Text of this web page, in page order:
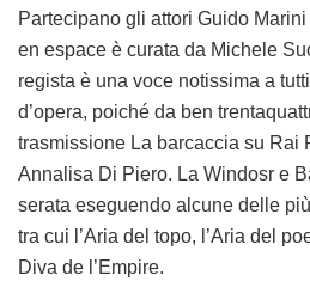
Partecipano gli attori Guido
en espace è curata da Michele
regista è una voce notissima a
d’opera, poiché da ben
trasmissione La barcaccia su Rai
Annalisa Di Piero. La Windosr e
serata eseguendo alcune delle
tra cui l’Aria del topo, l’Aria del
Diva de l’Empire.